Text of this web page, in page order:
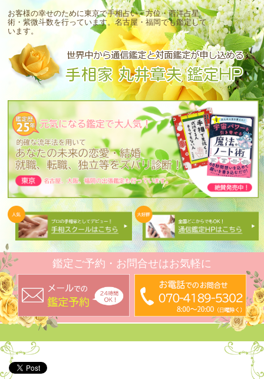
お客様の幸せのために東京で手相占い・方位・西洋占星
術・紫微斗数を行っています。名古屋・福岡でも鑑定して
います。
鑑定ご予約・お問合せはお気軽に